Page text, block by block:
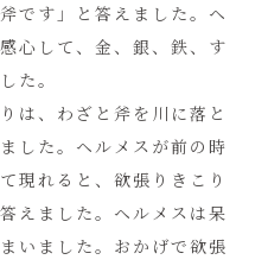
です」と答えました。ヘ
心して、金、銀、鉄、す
た。
は、わざと斧を川に落と
した。ヘルメスが前の時
現れると、欲張りきこり
えました。ヘルメスは呆
いました。おかげで欲張